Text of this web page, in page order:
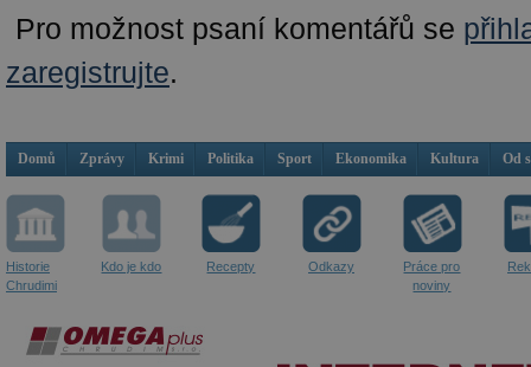
Pro možnost psaní komentářů se
zaregistrujte.
Domů Zprávy Krimi Politika Sport Ekonomika Kultura Od
Historie
Chrudimi
Kdo je kdo Recepty Odkazy
Práce pro
noviny